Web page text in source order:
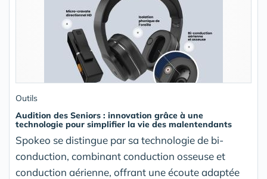
Outils
Audition des Seniors : innovation grâce à une
technologie pour simplifier la vie des malentendants
Spokeo se distingue par sa technologie de bi-
conduction, combinant conduction osseuse et
conduction aérienne, offrant une écoute adaptée